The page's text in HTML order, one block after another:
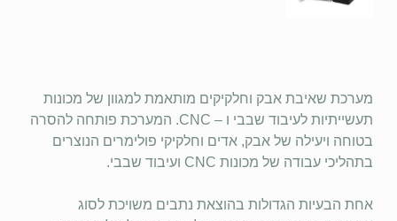
מערכת שאיבת אבק וחלקיקים מותאמת למגוון של מכונות
תעשייתיות לעיבוד שבבי ו – CNC. המערכת פותחה להסרה
בטוחה ויעילה של אבק, אדים וחלקיקי פולימרים הנוצרים
בתהליכי עבודה של מכונות CNC ועיבוד שבבי.
אחת הבעיות הגדולות בהוצאת נתבים משויכת לסוג